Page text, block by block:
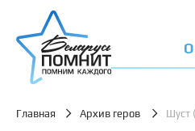
Главная Архив геров Шуст